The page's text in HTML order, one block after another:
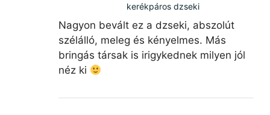
kerékpáros dzseki
Nagyon bevált ez a dzseki, abszolút
szélálló, meleg és kényelmes. Más
bringás társak is irigykednek milyen jól
néz ki